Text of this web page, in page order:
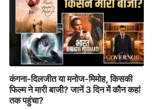
कंगना-दिलजीत या मनोज-मिमोह, किसकी
फिल्म ने मारी बाजी? जानें 3 दिन में कौन कहां
तक पहुंचा?